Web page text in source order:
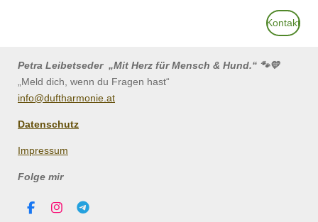
Kontakt
Petra Leibetseder „Mit Herz für Mensch & Hund.“ 🐾💛
„Meld dich, wenn du Fragen hast“
info@duftharmonie.at
Datenschutz
Impressum
Folge mir
F
I
T